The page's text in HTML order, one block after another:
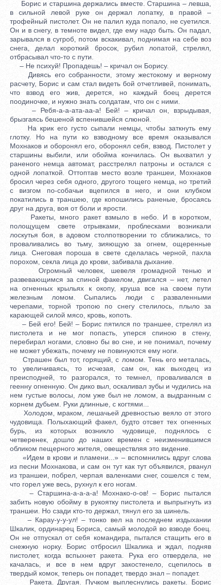
Борис и старшина держались вместе. Старшина – левша,
в сильной левой руке он держал лопатку, в правой –
трофейный пистолет. Он не палил куда попало, не суетился.
Он и в снегу, в темноте видел, где ему надо быть. Он падал,
зарывался в сугроб, потом вскакивал, поднимая на себе воз
снега, делал короткий бросок, рубил лопатой, стрелял,
отбрасывал что-то с пути.
– Не психуй! Пропадешь! – кричал он Борису.
Дивясь его собранности, этому жестокому и верному
расчету, Борис и сам стал видеть бой отчетливей, понимать,
что взвод его жив, дерется, но каждый боец дерется
поодиночке, и нужно знать солдатам, что он с ними.
– Ребя-а-а-ата-аа-а! Бей! – кричал он, взрыдывая,
брызгаясь бешеной вспенившейся слюной.
На крик его густо сыпали немцы, чтобы заткнуть ему
глотку. Но на пути ко взводному все время оказывался
Мохнаков и оборонял его, оборонял себя, взвод. Пистолет у
старшины выбили, или обойма кончилась. Он выхватил у
раненого немца автомат, расстрелял патроны и остался с
одной лопаткой. Оттоптав место возле траншеи, Мохнаков
бросил через себя одного, другого тощего немца, но третий
с визгом по-собачьи вцепился в него, и они клубком
покатились в траншею, где копошились раненые, бросаясь
друг на друга, воя от боли и ярости.
Ракеты, много ракет взмыло в небо. И в коротком,
полощущем свете отрывками, проблесками возникали
лоскутья боя, в адовом столпотворении то сближались, то
проваливались во тьму, зияющую за огнем, ощеренные
лица. Снеговая пороша в свете сделалась черной, пахла
порохом, секла лица до крови, забивала дыхание.
Огромный человек, шевеля громадной тенью и
развевающимся за спиной факелом, двигался – нет, летел
на огненных крыльях к окопу, круша все на своем пути
железным ломом. Сыпались люди с разваленными
черепами, торной тропою по снегу стелилось, плыло за
карающей силой мясо, кровь, копоть.
– Бей его! Бей! – Борис пятился по траншее, стрелял из
пистолета и не мог попасть, уперся спиною в стену,
перебирал ногами, словно бы во сне, и не понимал, почему
не может убежать, почему не повинуются ему ноги.
Страшен был тот, горящий, с ломом. Тень его металась,
то увеличиваясь, то исчезая, сам он, как выходец из
преисподней, то разгорался, то темнел, проваливался в
геенну огненную. Он дико выл, оскаливал зубы и чудились на
нем густые волосы, лом уже был не ломом, а выдранным с
корнем дубьем. Руки длинные, с когтями...
Холодом, мраком, лешачьей древностью веяло от этого
чудовища. Полыхающий факел, будто отсвет тех огненных
бурь, из которых возникло чудовище, поднялось с
четверенек, дошло до наших времен с неизменившимся
обликом пещерного жителя, овеществляя это видение.
«Идем в крови и пламени...» – вспомнились вдруг слова
из песни Мохнакова, и сам он тут как тут объявился, рванул
из траншеи, побрел, черпая валенками снег, сошелся с тем,
что горел уже весь, рухнул к его ногам.
– Старшина-а-а-а-а! Мохнако-о-ов! – Борис пытался
забить новую обойму в рукоятку пистолета и выпрыгнуть из
траншеи. Но сзади кто-то держал, тянул его за шинель.
– Карау-у-у-ул! – тонко вел на последнем издыхании
Шкалик, ординарец Бориса, самый молодой во взводе боец.
Он не отпускал от себя командира, пытался стащить его в
снежную норку. Борис отбросил Шкалика и ждал, подняв
пистолет, когда вспыхнет ракета. Рука его отвердела, не
качалась, и все в нем вдруг закостенело, сцепилось в
твердый комок, теперь он попадет, твердо знал – попадет.
Ракета. Другая. Пучком выплеснулись ракеты. Борис